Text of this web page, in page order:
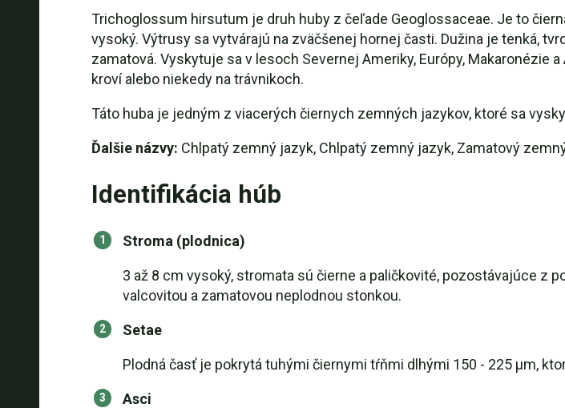
Trichoglossum hirsutum je druh huby z čeľade Geoglossaceae. Je to
vysoký. Výtrusy sa vytvárajú na zväčšenej hornej časti. Dužina je tenká,
zamatová. Vyskytuje sa v lesoch Severnej Ameriky, Európy,
kroví alebo niekedy na trávnikoch.
Táto huba je jedným z viacerých čiernych zemných jazykov, ktoré sa
Ďalšie názvy: Chlpatý zemný jazyk, Chlpatý zemný jazyk, Zamatový
Identifikácia húb
Stroma (plodnica)
3 až 8 cm vysoký, stromata sú čierne a paličkovité, pozostávajúce z
valcovitou a zamatovou neplodnou stonkou.
Setae
Plodná časť je pokrytá tuhými čiernymi tŕňmi dlhými 150 - 225 µm,
Asci